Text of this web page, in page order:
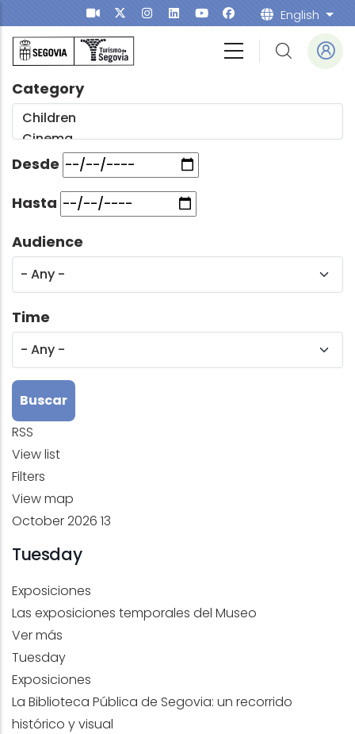
Skip to main content English List
Category
Desde
Hasta
Audience
Time
RSS
View list
Filters
View map
October 2026 13
Tuesday
Exposiciones
Las exposiciones temporales del Museo
Ver más
Tuesday
Exposiciones
La Biblioteca Pública de Segovia: un recorrido
histórico y visual